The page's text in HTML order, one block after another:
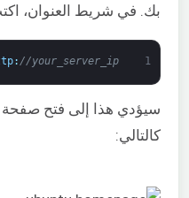
بك. في شريط العنوان،
1
: //your_server_ip
كالتالي: